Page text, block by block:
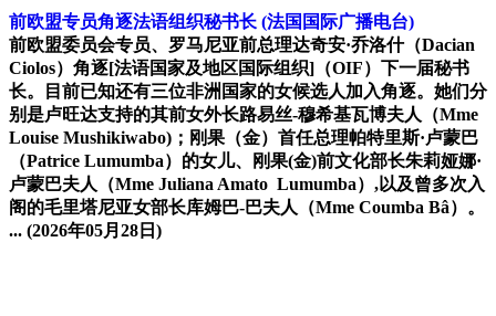
前欧盟专员角逐法语组织秘书长 (法国国际广播电台)
前欧盟委员会专员、罗马尼亚前总理达奇安·乔洛什（Dacian
Ciolos）角逐[法语国家及地区国际组织]（OIF）下一届秘书
长。目前已知还有三位非洲国家的女候选人加入角逐。她们分
别是卢旺达支持的其前女外长路易丝-穆希基瓦博夫人（Mme
Louise Mushikiwabo)；刚果（金）首任总理帕特里斯·卢蒙巴
（Patrice Lumumba）的女儿、刚果(金)前文化部长朱莉娅娜·
卢蒙巴夫人（Mme Juliana Amato Lumumba）,以及曾多次入
阁的毛里塔尼亚女部长库姆巴-巴夫人（Mme Coumba Bâ）。
... (2026年05月28日)